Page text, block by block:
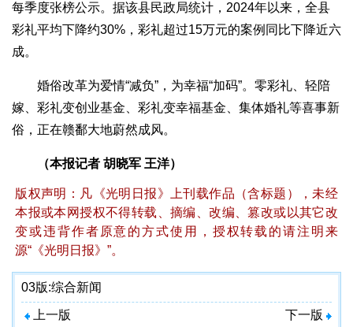
每季度张榜公示。据该县民政局统计，2024年以来，全县
彩礼平均下降约30%，彩礼超过15万元的案例同比下降近六
成。
婚俗改革为爱情“减负”，为幸福“加码”。零彩礼、轻陪
嫁、彩礼变创业基金、彩礼变幸福基金、集体婚礼等喜事新
俗，正在赣鄱大地蔚然成风。
（本报记者 胡晓军 王洋）
版权声明：凡《光明日报》上刊载作品（含标题），未经
本报或本网授权不得转载、摘编、改编、篡改或以其它改
变或违背作者原意的方式使用，授权转载的请注明来
源“《光明日报》”。
03版:综合新闻
上一版 下一版